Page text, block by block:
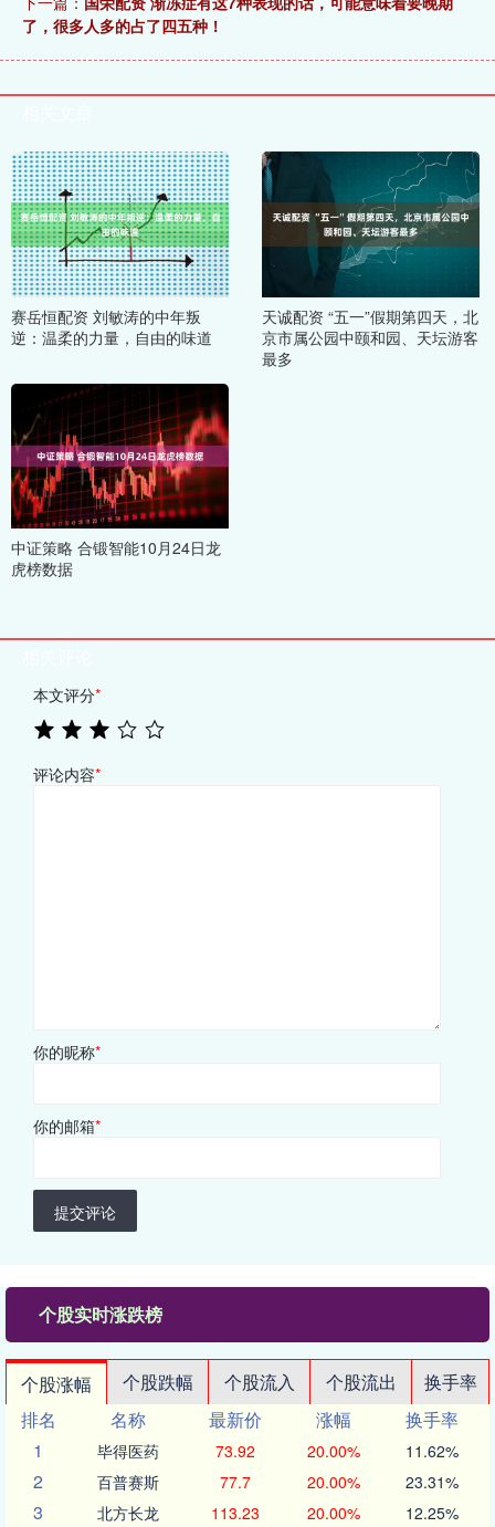
了，很多人多的占了四五种！
赛岳恒配资 刘敏涛的中年叛
逆：温柔的力量，自由的味道
天诚配资 “五一”假期第四天，北
京市属公园中颐和园、天坛游客
最多
中证策略 合锻智能10月24日龙
虎榜数据
本文评分*
评论内容*
你的昵称*
你的邮箱*
提交评论
个股实时涨跌榜
个股涨幅 个股跌幅 个股流入 个股流出
换手率
排名
名称 最新价 涨幅
换手率
1
毕得医药 73.92 20.00% 11.62%
2 百普赛斯 77.7 20.00% 23.31%
3 北方长龙 113.23 20.00% 12.25%